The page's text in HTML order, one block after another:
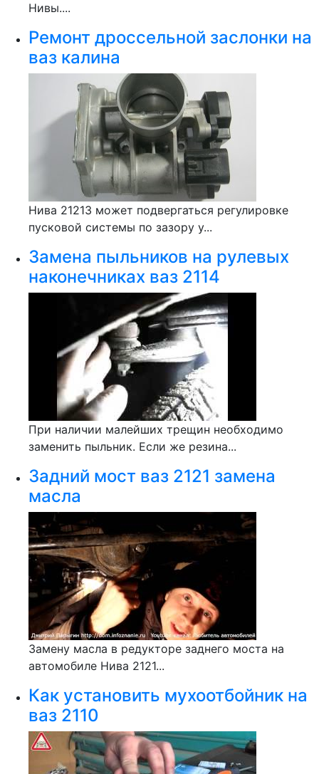
Нивы....
Ремонт дроссельной заслонки на
ваз калина
Нива 21213 может подвергаться регулировке
пусковой системы по зазору у...
Замена пыльников на рулевых
наконечниках ваз 2114
При наличии малейших трещин необходимо
заменить пыльник. Если же резина...
Задний мост ваз 2121 замена
масла
Замену масла в редукторе заднего моста на
автомобиле Нива 2121...
Как установить мухоотбойник на
ваз 2110